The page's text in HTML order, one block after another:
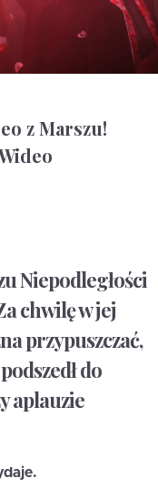
z Marszu!
Niepodległości
chwilę w jej
przypuszczać,
do
aplauzie